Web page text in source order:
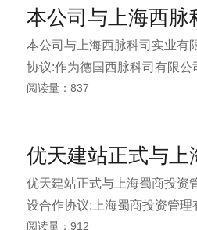
设计及施工方面有着较强的实
本公司与上海西脉科司实业有
协议:作为德国西脉科司有限
海西脉科司实业有限公司以构
造业一贯严谨而先进的制造工
而卓越的产品、解决方案以及
阅读量：837
优天建站正式与上海蜀商投资
设合作协议:上海蜀商投资管理
阅读量：912